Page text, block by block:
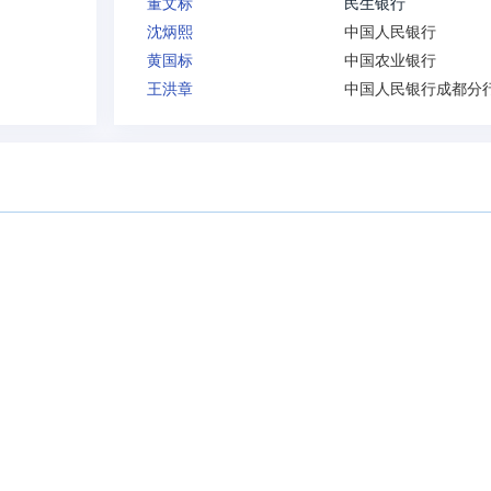
沈炳熙
中国人民银行
黄国标
中国农业银行
王洪章
中国人民银行成都分